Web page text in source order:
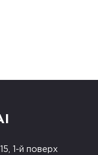
1-й поверх